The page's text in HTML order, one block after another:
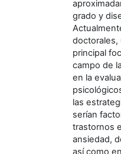
grado y
doctorales,
principal
campo de
en la
las
serían
trastornos
ansiedad,
así como